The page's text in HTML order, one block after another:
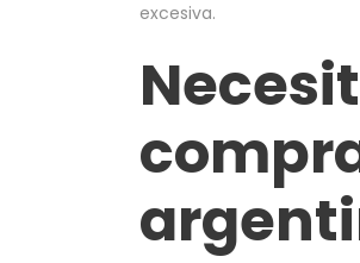
excesiva.